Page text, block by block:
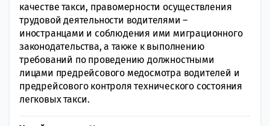
качестве такси, правомерности осуществления
трудовой деятельности водителями –
иностранцами и соблюдения ими миграционного
законодательства, а также к выполнению
требований по проведению должностными
лицами предрейсового медосмотра водителей и
предрейсового контроля технического состояния
легковых такси.